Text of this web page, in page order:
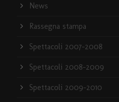
News
Rassegna stampa
Spettacoli 2007-2008
Spettacoli 2008-2009
Spettacoli 2009-2010